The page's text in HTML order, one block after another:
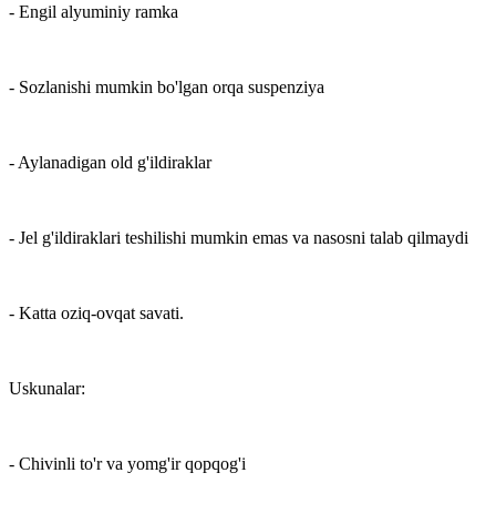
- Engil alyuminiy ramka
- Sozlanishi mumkin bo'lgan orqa suspenziya
- Aylanadigan old g'ildiraklar
- Jel g'ildiraklari teshilishi mumkin emas va nasosni talab qilmaydi
- Katta oziq-ovqat savati.
Uskunalar:
- Chivinli to'r va yomg'ir qopqog'i